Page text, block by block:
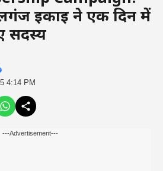
इकाई ने एक दिन में
सदस्य
4:14 PM
---Advertisement---